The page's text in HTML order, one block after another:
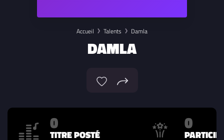
Accueil Talents Damla
DAMLA
0
TITRE POSTÉ
0